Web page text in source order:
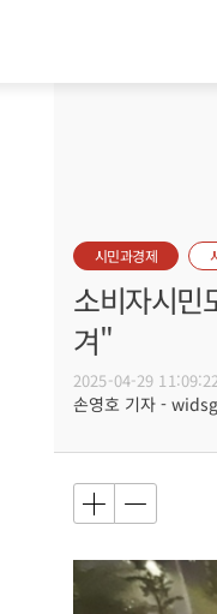
시민과경제
소비자시민
겨"
2025-04-29
손영호 기자 -